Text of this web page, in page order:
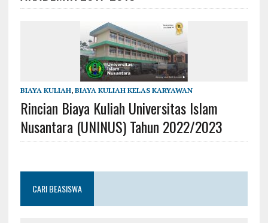
BIAYA KULIAH, BIAYA KULIAH KELAS KARYAWAN
Rincian Biaya Kuliah Universitas Islam
Nusantara (UNINUS) Tahun 2022/2023
CARI BEASISWA